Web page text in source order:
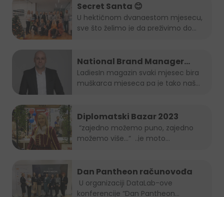
Secret Santa 😊
U hektičnom dvanaestom mjesecu,
sve što želimo je da preživimo do...
National Brand Manager
Juicy-ja je muškarac mjeseca
po izboru LadiesIn magazina!
LadiesIn magazin svaki mjesec bira
muškarca mjeseca pa je tako naš...
Diplomatski Bazar 2023
možemo više…“ ..je moto
Dan Pantheon računovođa
konferencije “Dan Pantheon